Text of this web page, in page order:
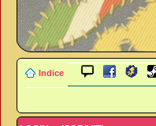
Indice